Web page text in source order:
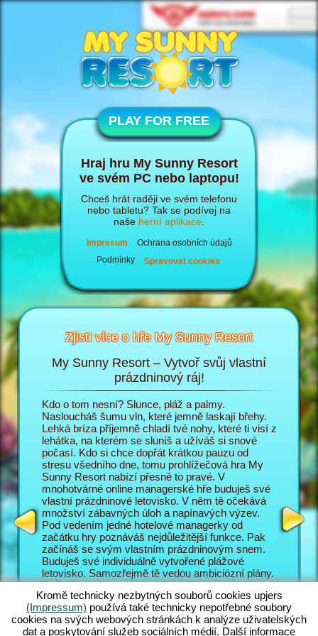
PLAY FOR FREE
Hraj hru My Sunny Resort
ve svém PC nebo laptopu!
Chceš hrát raději ve svém telefonu
nebo tabletu? Tak se podívej na
naše herní aplikace
Impresum
Ochrana osobních údajů
Podmínky
Spravovat cookies
Zjisti více o hře My Sunny Resort
My Sunny Resort – Vytvoř svůj vlastní
prázdninový ráj!
Kdo o tom nesní? Slunce, pláž a palmy.
Nasloucháš šumu vln, které jemně laskají břehy.
Lehká bríza příjemně chladí tvé nohy, které ti visí z
lehátka, na kterém se sluníš a užíváš si snové
počasí. Kdo si chce dopřát krátkou pauzu od
stresu všedního dne, tomu prohlížečová hra My
Sunny Resort nabízí přesně to pravé. V
mnohotvárné online managerské hře buduješ své
vlastní prázdninové letovisko. V něm tě očekává
množství zábavných úloh a napínavých výzev.
Pod vedením jedné hotelové managerky od
začátku hry poznáváš nejdůležitější funkce. Pak
začínáš se svým vlastním prázdninovým snem.
Buduješ své individuálně vytvořené plážové
letovisko. Samozřejmě tě vedou ambiciózní plány.
Tvůj cíl v online managerském dobrodružství je co
nejlépe obsloužit tvé hosty a vybudovat ze svého
letoviska světoznámé 5 hvězdičkové zařízení. K
tomu máš pochopitelně k dispozici nesčetné
funkce a možnosti. Čím dál se v této plážové hře
V
do role
hosty
Sunny
jsou
také s
vyplácí
pozadí
úlohy,
Skvělé
Jak své
Kromě technicky nezbytných souborů cookies upjers
(Impressum) používá také technicky nepotřebné soubory
cookies na svých webových stránkách k analýze uživatelských
dat a poskytování služeb sociálních médií. Další informace